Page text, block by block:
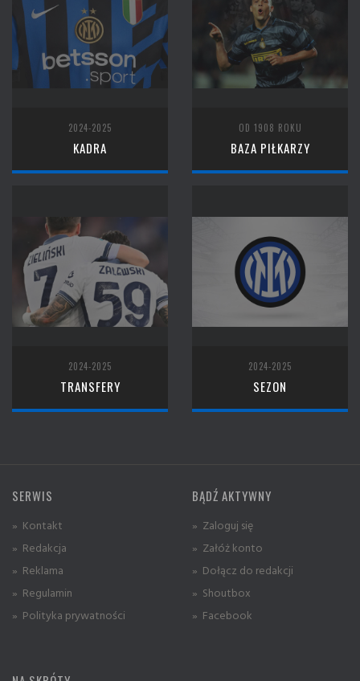
2024-2025
KADRA
OD 1908 ROKU
BAZA PIŁKARZY
2024-2025
TRANSFERY
2024-2025
SEZON
SERWIS
» Kontakt
» Redakcja
» Reklama
» Regulamin
» Polityka prywatności
BĄDŹ AKTYWNY
» Zaloguj się
» Załóż konto
» Dołącz do redakcji
» Shoutbox
» Facebook